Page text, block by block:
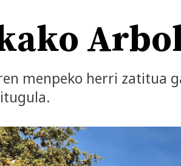
menpeko herri zatitua